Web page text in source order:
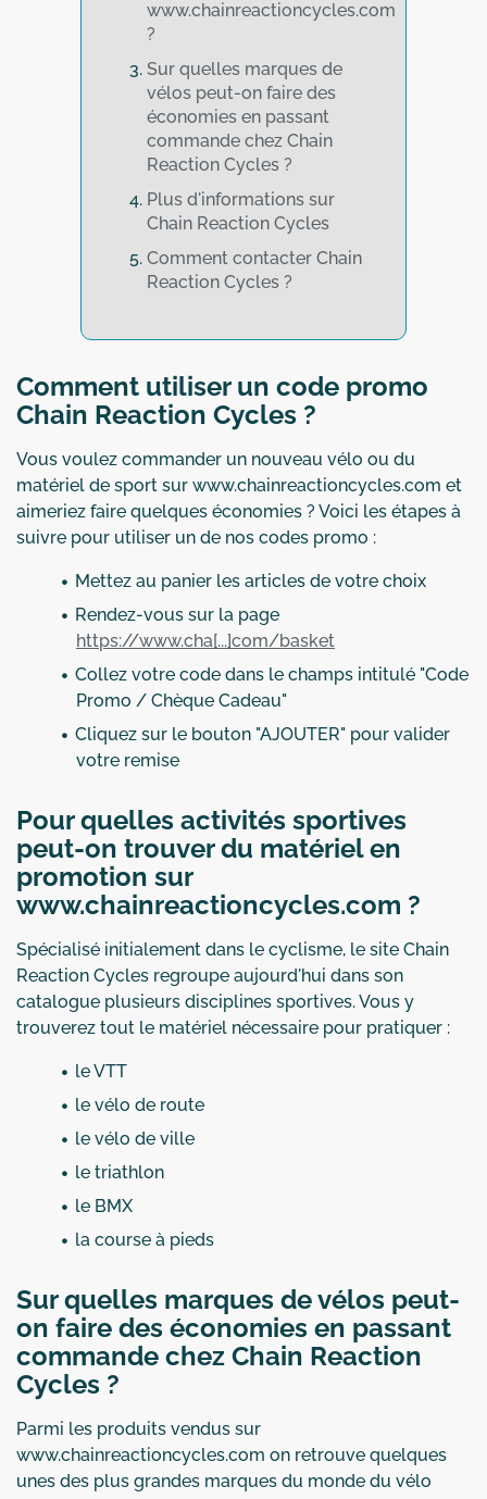
www.chainreactioncycles.com
?
Sur quelles marques de
vélos peut-on faire des
économies en passant
commande chez Chain
Reaction Cycles ?
Plus d'informations sur
Chain Reaction Cycles
Comment contacter Chain
Reaction Cycles ?
Comment utiliser un code promo
Chain Reaction Cycles ?
Vous voulez commander un nouveau vélo ou du
matériel de sport sur www.chainreactioncycles.com et
aimeriez faire quelques économies ? Voici les étapes à
suivre pour utiliser un de nos codes promo :
Mettez au panier les articles de votre choix
Rendez-vous sur la page
https://www.cha[...]com/basket
Collez votre code dans le champs intitulé "Code
Promo / Chèque Cadeau"
Cliquez sur le bouton "AJOUTER" pour valider
votre remise
Pour quelles activités sportives
peut-on trouver du matériel en
promotion sur
www.chainreactioncycles.com ?
Spécialisé initialement dans le cyclisme, le site Chain
Reaction Cycles regroupe aujourd'hui dans son
catalogue plusieurs disciplines sportives. Vous y
trouverez tout le matériel nécessaire pour pratiquer :
le VTT
le vélo de route
le vélo de ville
le triathlon
le BMX
la course à pieds
Sur quelles marques de vélos peut-
on faire des économies en passant
commande chez Chain Reaction
Cycles ?
Parmi les produits vendus sur
www.chainreactioncycles.com on retrouve quelques
unes des plus grandes marques du monde du vélo